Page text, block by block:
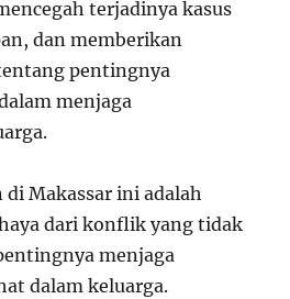
terjadinya kasus
dan memberikan
pentingnya
menjaga
di Makassar ini adalah
dari konflik yang tidak
menjaga
dalam keluarga.